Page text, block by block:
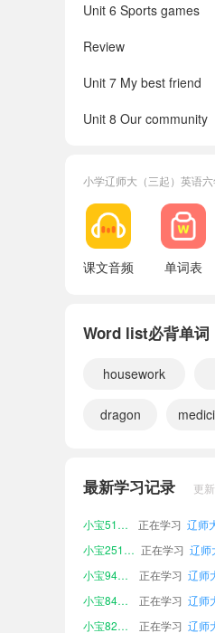
Unit 6 Sports games
Review
Unit 7 My best friend
Unit 8 Our community
Unit 10 A family sports
Unit 11 The class play
Unit 12 My vacation plan
Word list
Vocabulary
小学辽师大（三起）英语
课文音频 单词表
Word list必背单词
housework
dragon
最新学习记录 更
小宝820094 正在学习 辽
小宝606700
正在学习
小宝519242
正在学习
小宝251725 正在学习
小宝946592
正在学习
小宝848209
正在学习
小宝827382
正在学习